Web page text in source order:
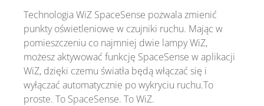
Technologia WiZ SpaceSense pozwala zmienić
punkty oświetleniowe w czujniki ruchu. Mając w
pomieszczeniu co najmniej dwie lampy WiZ,
możesz aktywować funkcję SpaceSense w aplikacji
WiZ, dzięki czemu światła będą włączać się i
wyłączać automatycznie po wykryciu ruchu.To
proste. To SpaceSense. To WiZ.